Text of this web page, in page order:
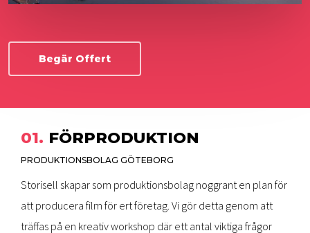
Begär Offert
01. FÖRPRODUKTION
PRODUKTIONSBOLAG GÖTEBORG
Storisell skapar som produktionsbolag noggrant en plan för
att producera film för ert företag. Vi gör detta genom att
träffas på en kreativ workshop där ett antal viktiga frågor